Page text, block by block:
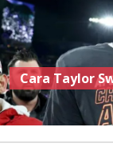
Cara Taylor